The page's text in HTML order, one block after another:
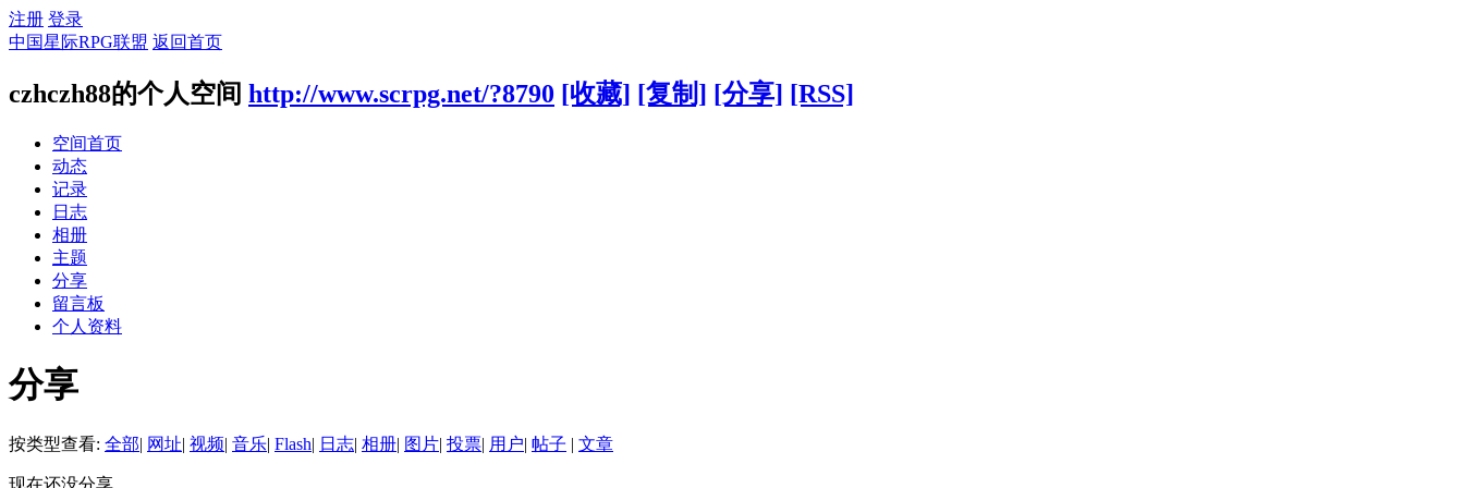
注册 登录
中国星际RPG联盟 返回首页
czhczh88的个人空间 http://www.scrpg.net/?8790 [收藏] [复制] [分享] [RSS]
空间首页
动态
记录
日志
相册
主题
分享
留言板
个人资料
分享
按类型查看: 全部| 网址| 视频| 音乐| Flash| 日志| 相册| 图片| 投票| 用户| 帖子 | 文章
现在还没分享